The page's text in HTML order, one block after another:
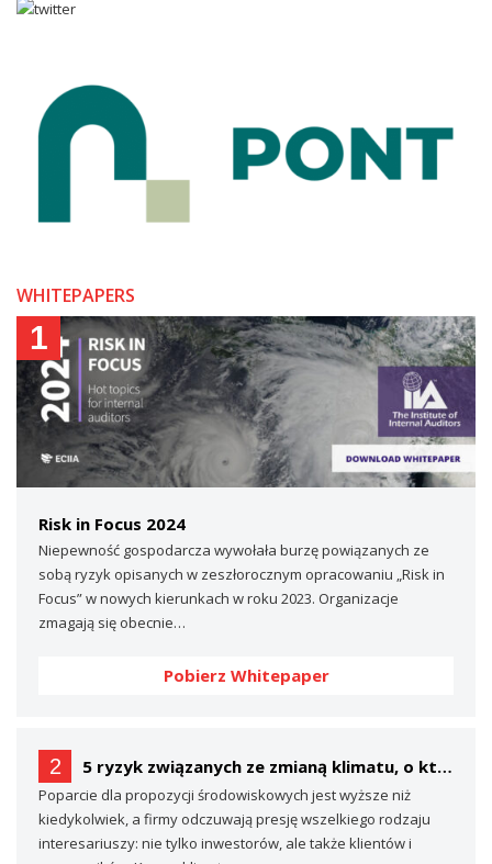
WHITEPAPERS
1
Risk in Focus 2024
Niepewność gospodarcza wywołała burzę powiązanych ze
sobą ryzyk opisanych w zeszłorocznym opracowaniu „Risk in
Focus” w nowych kierunkach w roku 2023. Organizacje
zmagają się obecnie…
Pobierz Whitepaper
2 5 ryzyk związanych ze zmianą klimatu, o których prawdopodobnie nie mówisz… (a powinieneś)
Poparcie dla propozycji środowiskowych jest wyższe niż
kiedykolwiek, a firmy odczuwają presję wszelkiego rodzaju
interesariuszy: nie tylko inwestorów, ale także klientów i